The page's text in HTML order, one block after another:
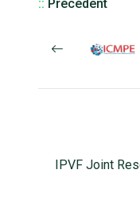
:: Précédent
IPVF Joint